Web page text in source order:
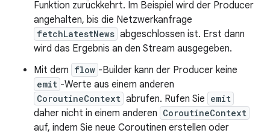
Funktion zurückkehrt. Im Beispiel wird der Producer
angehalten, bis die Netzwerkanfrage
fetchLatestNews abgeschlossen ist. Erst dann
wird das Ergebnis an den Stream ausgegeben.
Mit dem flow -Builder kann der Producer keine
emit -Werte aus einem anderen
CoroutineContext abrufen. Rufen Sie emit
daher nicht in einem anderen CoroutineContext
auf, indem Sie neue Coroutinen erstellen oder